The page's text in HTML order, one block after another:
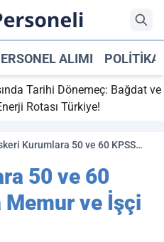
ALIMI POLITIKA
Tarihi Dönemeç: Bağdat ve
Rotası Türkiye!
Kurumlara 50 ve 60 KPSS
50 ve 60
Memur ve İşçi